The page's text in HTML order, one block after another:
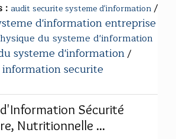
: audit securite systeme d'information/
d'information entreprise
du systeme d'information
systeme d'information/
securite
Sécurité
Nutritionnelle ...